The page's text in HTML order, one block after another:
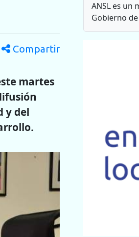
Compartir
martes
y del
ANSL es un
Gobierno